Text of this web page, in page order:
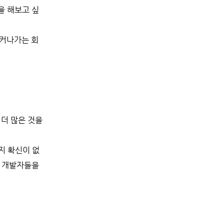
해보고 싶
나가는 회
많은 것을
확신이 없
발자들을